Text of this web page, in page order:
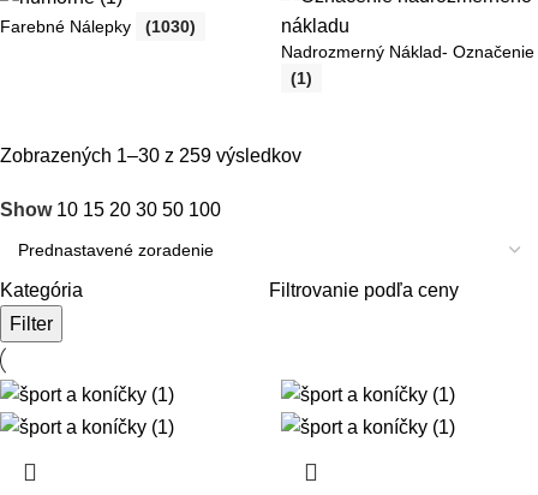
Farebné Nálepky
(1030)
Nadrozmerný Náklad- Označenie
(1)
Zobrazených 1–30 z 259 výsledkov
Show 10 15 20 30 50 100
Kategória
Filtrovanie podľa ceny
Filter